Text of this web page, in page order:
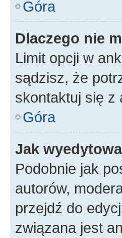
Góra
Dlaczego nie
Limit opcji w
sądzisz, że
skontaktuj się z
Góra
Jak
Podobnie jak
autorów,
przejdź do
związana jest